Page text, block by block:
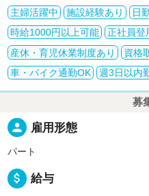
主婦活躍中
施設経験あり 日
時給1000円以上可能
正社員登
産休・育児休業制度あり
資格
車・バイク通勤OK
週3日以内
募
person 雇用形態
パート
attach_money 給与